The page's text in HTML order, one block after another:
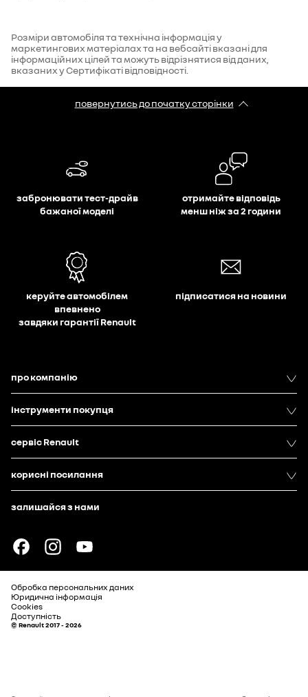
Розміри автомобіля та технічна інформація у
маркетингових матеріалах та на вебсайті вказані для
інформаційних цілей та можуть відрізнятися від даних,
вказаних у Сертифікаті відповідності.
повернутись до початку сторінки
забронювати тест-драйв
бажаної моделі
отримайте відповідь
менш ніж за 2 години
керуйте автомобілем
впевнено
завдяки гарантії Renault
підписатися на новини
про компанію
інструменти покупця
сервіс Renault
корисні посилання
залишайся з нами
Обробка персональних даних
Юридична інформація
Cookies
Доступність
© Renault 2017 - 2026